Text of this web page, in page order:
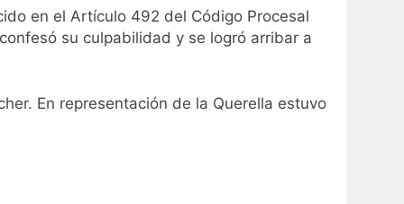
en el Artículo 492 del Código Procesal
su culpabilidad y se logró arribar a
En representación de la Querella estuvo